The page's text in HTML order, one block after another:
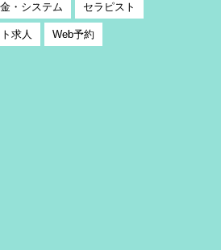
・システム セラピスト
求人 Web予約